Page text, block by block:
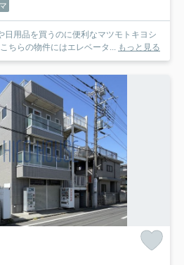
日用品を買うのに便利なマツモトキヨシ
ちらの物件にはエレベータ... もっと見る